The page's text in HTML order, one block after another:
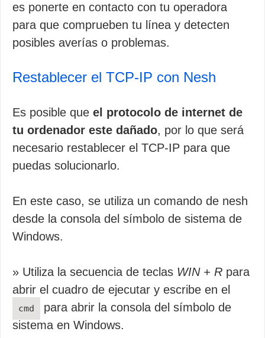
es ponerte en contacto con tu operadora
para que comprueben tu línea y detecten
posibles averías o problemas.
Restablecer el TCP-IP con Nesh
Es posible que el protocolo de internet de
tu ordenador este dañado, por lo que será
necesario restablecer el TCP-IP para que
puedas solucionarlo.
En este caso, se utiliza un comando de nesh
desde la consola del símbolo de sistema de
Windows.
» Utiliza la secuencia de teclas WIN + R para
abrir el cuadro de ejecutar y escribe en el
cmd
para abrir la consola del símbolo de
sistema en Windows.